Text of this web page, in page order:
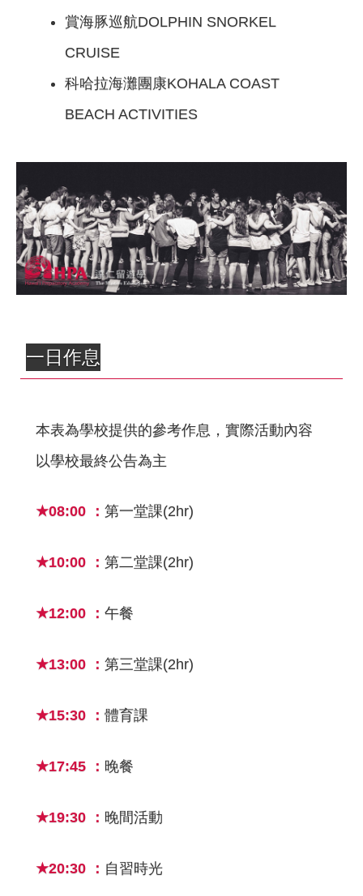
賞海豚巡航DOLPHIN SNORKEL
CRUISE
科哈拉海灘團康KOHALA COAST
BEACH ACTIVITIES
一日作息
本表為學校提供的參考作息，實際活動內容
以學校最終公告為主
★08:00 ：第一堂課(2hr)
★10:00 ：第二堂課(2hr)
★12:00 ：午餐
★13:00 ：第三堂課(2hr)
★15:30 ：體育課
★17:45 ： 晚餐
★19:30 ： 晚間活動
★20:30 ： 自習時光